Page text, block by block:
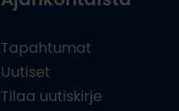
Tapahtumat
Uutiset
Tilaa uutiskirje